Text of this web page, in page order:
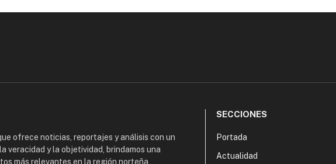
ofrece noticias, reportajes y análisis con un
veracidad y la objetividad, brindamos una
más relevantes en la región norteña,
SECCIONES
Portada
Actualidad